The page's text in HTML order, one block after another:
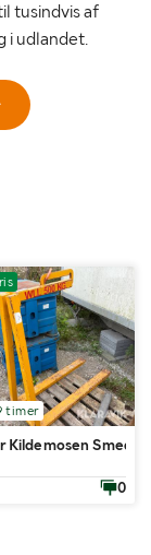
tusindvis af
i udlandet.
timer
Kildemosen Smedie
0